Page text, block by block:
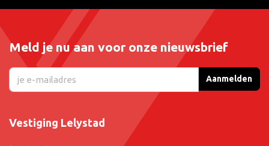
Meld je nu aan voor onze nieuwsbrief
Aanmelden
Vestiging Lelystad